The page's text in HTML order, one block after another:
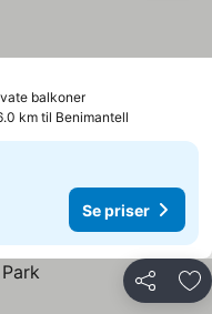
balkonerSe priser
km til Benimantell
Se priser
Del